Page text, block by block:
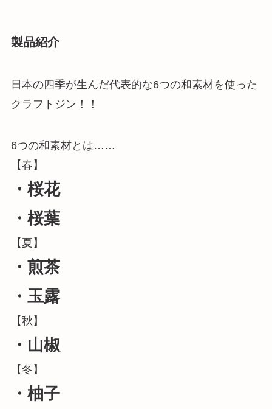
製品紹介
日本の四季が生んだ代表的な6つの和素材を使った
クラフトジン！！
6つの和素材とは……
【春】
・桜花
・桜葉
【夏】
・煎茶
・玉露
【秋】
・山椒
【冬】
・柚子